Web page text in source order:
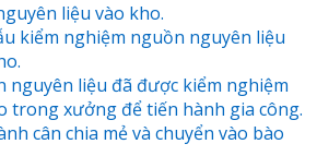
liệu vào kho.
kiểm nghiệm nguồn nguyên liệu
nguyên liệu đã được kiểm nghiệm
trong xưởng để tiến hành gia công.
cân chia mẻ và chuyển vào bào